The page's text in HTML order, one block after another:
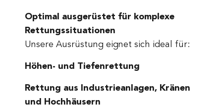
Optimal ausgerüstet für komplexe
Rettungssituationen
Unsere Ausrüstung eignet sich ideal für:
Höhen- und Tiefenrettung
Rettung aus Industrieanlagen, Kränen
und Hochhäusern